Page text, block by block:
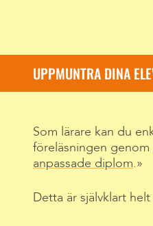
UPPMUNTRA DINA
Som lärare kan du
föreläsningen
anpassade diplom
Detta är självklart